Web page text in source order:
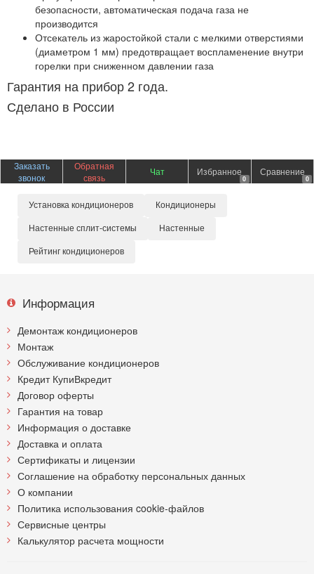
безопасности, автоматическая подача газа не
производится
Отсекатель из жаростойкой стали с мелкими отверстиями
(диаметром 1 мм) предотвращает воспламенение внутри
горелки при сниженном давлении газа
Гарантия на прибор 2 года.
Сделано в России
Заказать
звонок
Обратная
связь
Чат Избранное
0
Сравнение
0
Установка кондиционеров Кондиционеры
Настенные сплит-системы Настенные
Рейтинг кондиционеров
Информация
Демонтаж кондиционеров
Монтаж
Обслуживание кондиционеров
Кредит КупиВкредит
Договор оферты
Гарантия на товар
Информация о доставке
Доставка и оплата
Сертификаты и лицензии
Соглашение на обработку персональных данных
О компании
Политика использования cookie-файлов
Сервисные центры
Калькулятор расчета мощности